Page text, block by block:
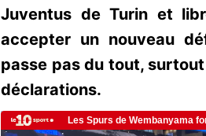
Juventus de Turin et
accepter un nouveau
passe pas du tout,
déclarations.